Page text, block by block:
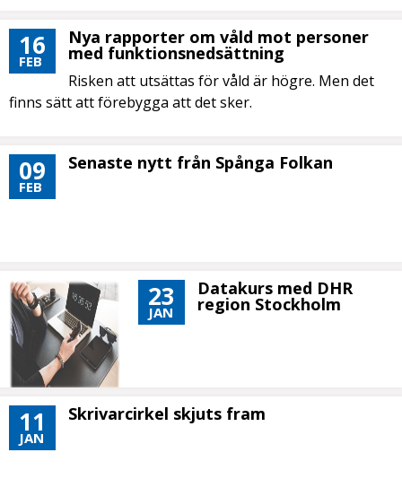
16
FEB
Nya rapporter om våld mot personer
med funktionsnedsättning
Risken att utsättas för våld är högre. Men det
finns sätt att förebygga att det sker.
09
FEB
Senaste nytt från Spånga Folkan
23
JAN
Datakurs med DHR
region Stockholm
11
JAN
Skrivarcirkel skjuts fram